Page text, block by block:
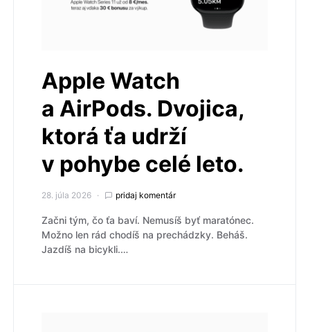
Apple Watch
a AirPods. Dvojica,
ktorá ťa udrží
v pohybe celé leto.
28. júla 2026 pridaj komentár
Začni tým, čo ťa baví. Nemusíš byť maratónec.
Možno len rád chodíš na prechádzky. Beháš.
Jazdíš na bicykli.…